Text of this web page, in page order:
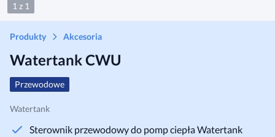
1 z 1
Produkty Akcesoria
Watertank CWU
Przewodowe
Watertank
Sterownik przewodowy do pomp ciepła Watertank